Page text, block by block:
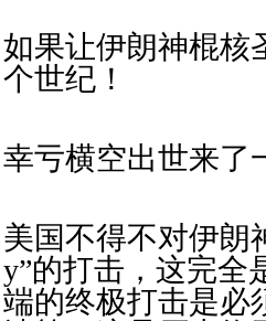
如果让伊朗神棍核
个世纪！
幸亏横空出世来了
美国不得不对伊朗
y”的打击，这完全
端的终极打击是必